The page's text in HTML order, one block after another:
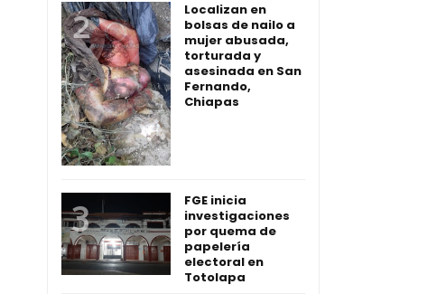
Localizan en
bolsas de nailo a
mujer abusada,
torturada y
asesinada en San
Fernando,
Chiapas
FGE inicia
investigaciones
por quema de
papelería
electoral en
Totolapa